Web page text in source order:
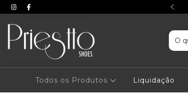
- ou 5% off no PIX
Todos os Produtos Liquidação